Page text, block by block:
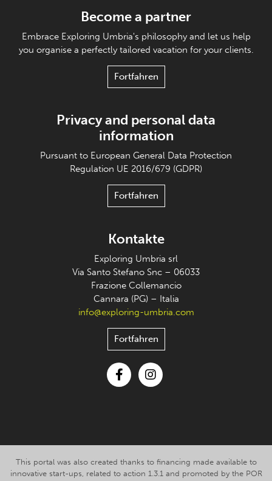
Become a partner
Embrace Exploring Umbria's philosophy and let us help
you organise a perfectly tailored vacation for your clients.
Fortfahren
Privacy and personal data
information
Pursuant to European General Data Protection
Regulation UE 2016/679 (GDPR)
Fortfahren
Kontakte
Exploring Umbria srl
Via Santo Stefano Snc – 06033
Frazione Collemancio
Cannara (PG) – Italia
info@exploring-umbria.com
Fortfahren
This portal was also created thanks to financing made available to
innovative start-ups, related to action 1.3.1 and promoted by the POR